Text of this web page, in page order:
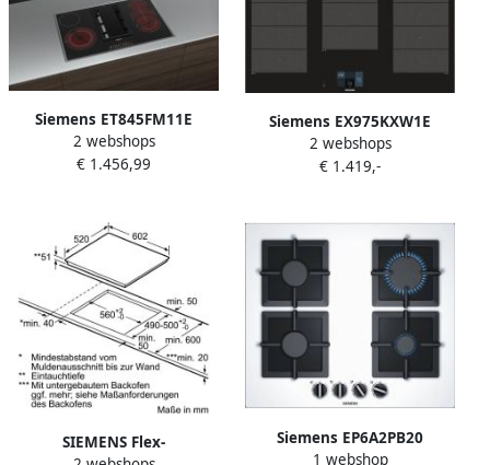
Siemens ET845FM11E
kookplaat Zwart
Ingebouwd Keramisch 4
2 webshops
€ 1.456,99
Siemens EX975KXW1E
kookplaat Zwart
Ingebouwd Zone van
2 webshops
€ 1.419,-
SIEMENS Flex-
Siemens EP6A2PB20
Gaskookplaat 4 branders
1 webshop